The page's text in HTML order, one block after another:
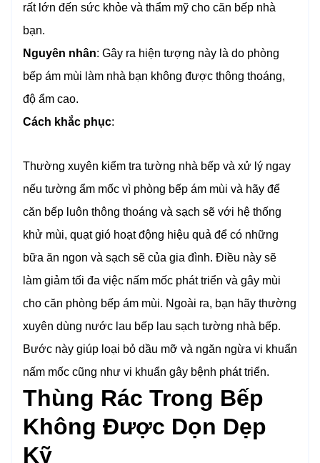
rất lớn đến sức khỏe và thẩm mỹ cho căn bếp nhà
bạn.
Nguyên nhân: Gây ra hiện tượng này là do phòng
bếp ám mùi làm nhà bạn không được thông thoáng,
độ ẩm cao.
Cách khắc phục:
Thường xuyên kiểm tra tường nhà bếp và xử lý ngay
nếu tường ẩm mốc vì phòng bếp ám mùi và hãy để
căn bếp luôn thông thoáng và sạch sẽ với hệ thống
khử mùi, quạt gió hoạt động hiệu quả để có những
bữa ăn ngon và sạch sẽ của gia đình. Điều này sẽ
làm giảm tối đa việc nấm mốc phát triển và gây mùi
cho căn phòng bếp ám mùi. Ngoài ra, bạn hãy thường
xuyên dùng nước lau bếp lau sạch tường nhà bếp.
Bước này giúp loại bỏ dầu mỡ và ngăn ngừa vi khuẩn
nấm mốc cũng như vi khuẩn gây bệnh phát triển.
Thùng Rác Trong Bếp
Không Được Dọn Dẹp
Kỹ